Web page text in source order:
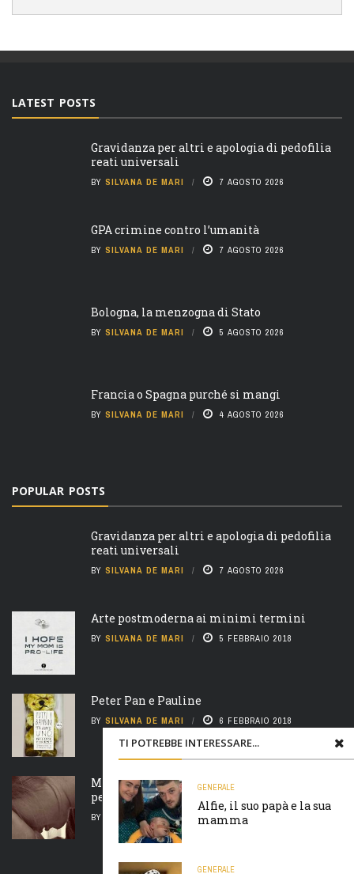
TI POTREBBE INTERESSARE...
GENERALE
Alfie, il suo papà e la sua
mamma
GENERALE
LATEST POSTS
Gravidanza per altri e apologia di pedofilia
reati universali
BY SILVANA DE MARI 7 AGOSTO 2026
GPA crimine contro l’umanità
BY SILVANA DE MARI 7 AGOSTO 2026
Bologna, la menzogna di Stato
BY SILVANA DE MARI 5 AGOSTO 2026
Francia o Spagna purché si mangi
BY SILVANA DE MARI 4 AGOSTO 2026
POPULAR POSTS
Gravidanza per altri e apologia di pedofilia
reati universali
BY SILVANA DE MARI 7 AGOSTO 2026
Arte postmoderna ai minimi termini
BY SILVANA DE MARI 5 FEBBRAIO 2018
Peter Pan e Pauline
BY SILVANA DE MARI 6 FEBBRAIO 2018
Madre natura è un’ arcigna megera e non
perdona nulla
BY SILVANA DE MARI 7 FEBBRAIO 2018